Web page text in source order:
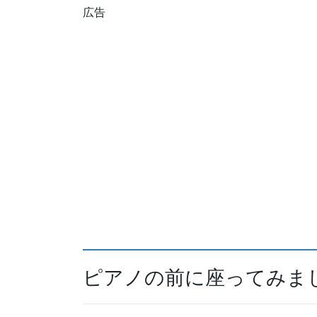
広告
ピアノの前に座ってみま